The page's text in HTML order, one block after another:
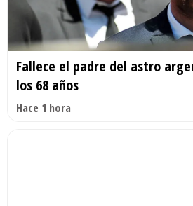
Fallece el padre del astro
los 68 años
Hace 1 hora